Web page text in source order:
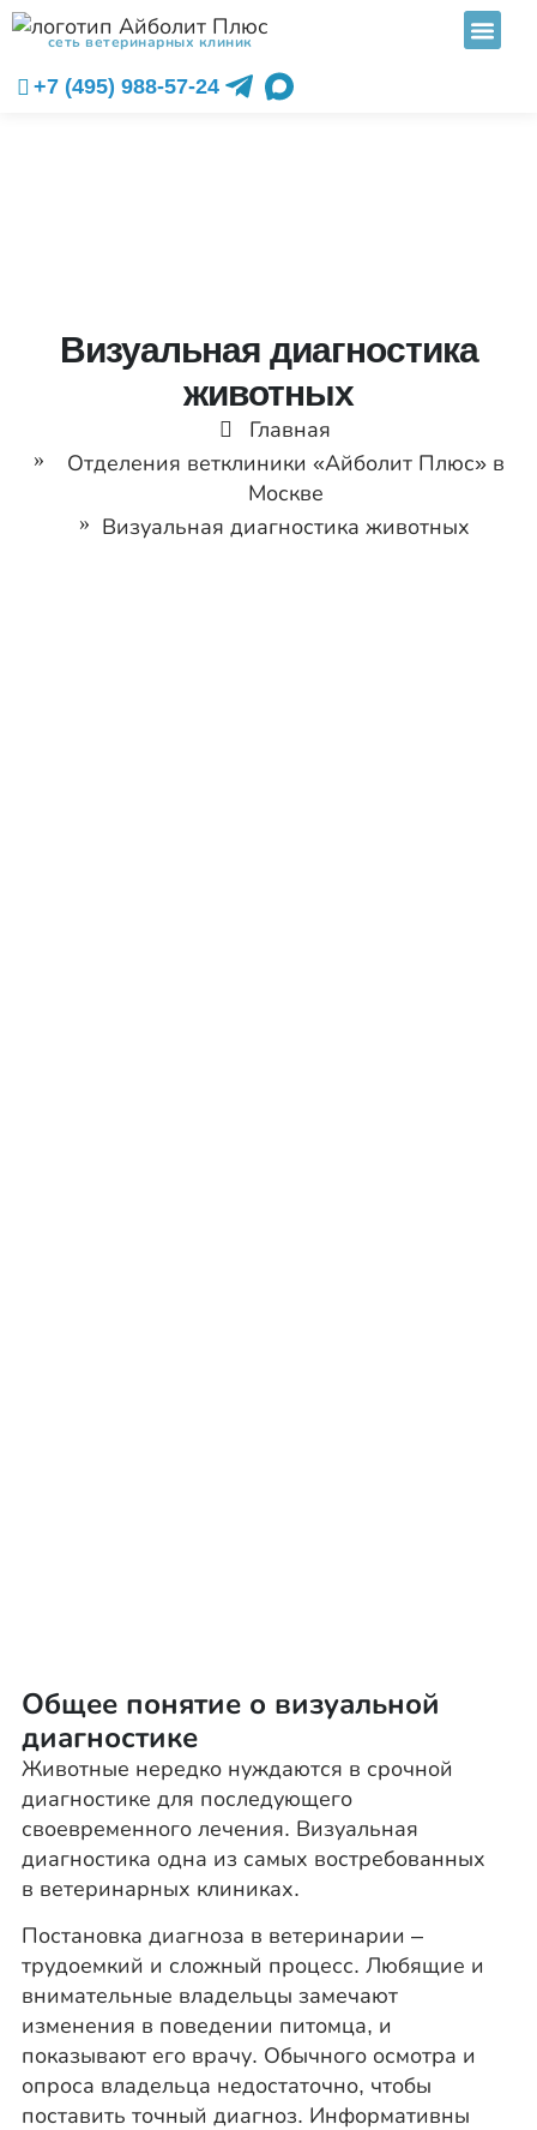
сеть ветеринарных клиник
+7 (495) 988-57-24
Визуальная диагностика
животных
Главная
Отделения ветклиники «Айболит Плюс» в
Москве
Визуальная диагностика животных
Общее понятие о визуальной
диагностике
Животные нередко нуждаются в срочной
диагностике для последующего
своевременного лечения. Визуальная
диагностика одна из самых востребованных
в ветеринарных клиниках.
Постановка диагноза в ветеринарии –
трудоемкий и сложный процесс. Любящие и
внимательные владельцы замечают
изменения в поведении питомца, и
показывают его врачу. Обычного осмотра и
опроса владельца недостаточно, чтобы
поставить точный диагноз. Информативны